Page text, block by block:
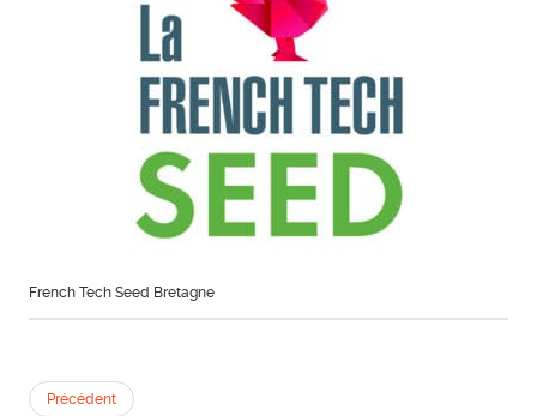
French Tech Seed Bretagne
Précédent